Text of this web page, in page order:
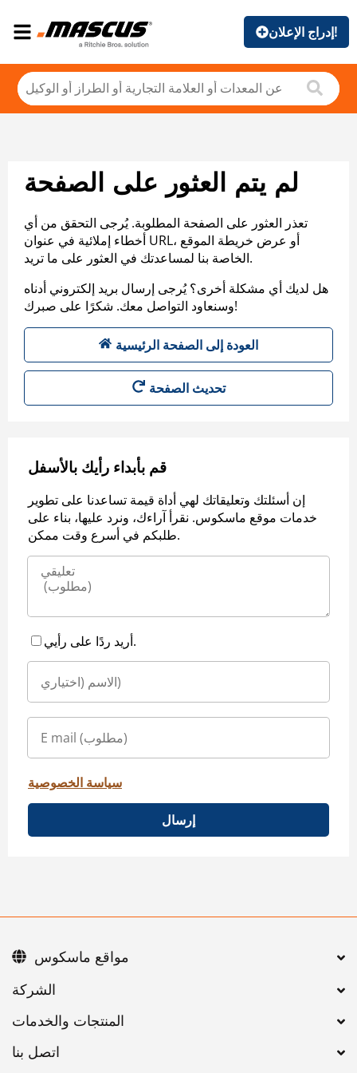
إدراج الإعلان!
لم يتم العثور على الصفحة
تعذر العثور على الصفحة المطلوبة. يُرجى التحقق من أي
أخطاء إملائية في عنوان URL، أو عرض خريطة الموقع
الخاصة بنا لمساعدتك في العثور على ما تريد.
هل لديك أي مشكلة أخرى؟ يُرجى إرسال بريد إلكتروني أدناه
وسنعاود التواصل معك. شكرًا على صبرك!
العودة إلى الصفحة الرئيسية
تحديث الصفحة
قم بأبداء رأيك بالأسفل
إن أسئلتك وتعليقاتك لهي أداة قيمة تساعدنا على تطوير
خدمات موقع ماسكوس. نقرأ آراءك، ونرد عليها، بناء على
طلبكم في أسرع وقت ممكن.
أريد ردًا على رأيي.
سياسة الخصوصية
إرسال
اتصل بنا
مواقع ماسكوس